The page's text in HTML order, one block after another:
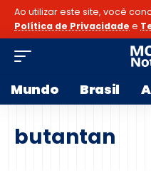
Ao utilizar este site, você
Política de Privacidade e
Mundo Brasil
butantan